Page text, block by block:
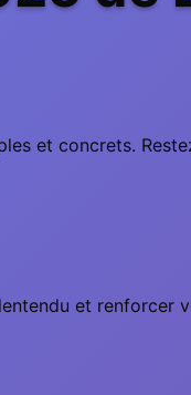
et concrets.
et renforcer